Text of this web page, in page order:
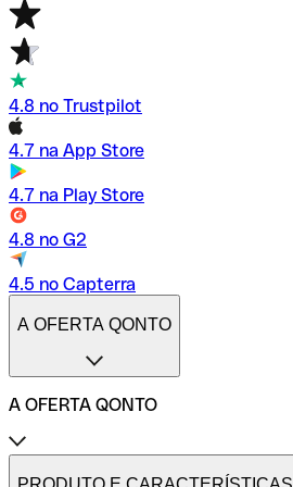
4.8 no Trustpilot
4.7 na App Store
4.7 na Play Store
4.8 no G2
4.5 no Capterra
A OFERTA QONTO
A OFERTA QONTO
Tarifas